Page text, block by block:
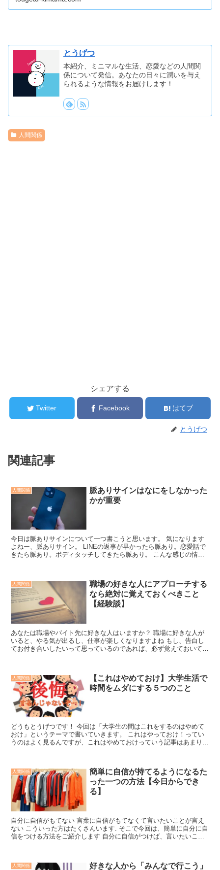
とうげつ
本紹介、ミニマルな生活、恋愛などの人間関
係について発信。あなたの日々に潤いを与え
られるような情報をお届けします！
人間関係
シェアする
Twitter Facebook はてブ
とうげつ
関連記事
人間関係
脈ありサインはなにをしなかった
かが重要
今日は脈ありサインについて一つ書こうと思います。 気になります
よねー、脈ありサイン。 LINEの返事が早かったら脈あり。恋愛話で
きたら脈あり。ボディタッチしてきたら脈あり。 こんな感じの情報
人間関係
職場の好きな人にアプローチする
なら絶対に覚えておくべきこと
【経験談】
あなたは職場やバイト先に好きな人はいますか？ 職場に好きな人が
いると、やる気が出るし、仕事が楽しくなりますよね もし、告白し
てお付き合いしたいって思っているのであれば、必ず覚えておいてほ
人間関係
【これはやめておけ】大学生活で
時間をムダにする５つのこと
どうもとうげつです！ 今回は「大学生の間はこれをするのはやめて
おけ」というテーマで書いていきます。 これはやっておけ！ってい
うのはよく見るんですが、これはやめておけっていう記事はあまり見
人間関係
簡単に自信が持てるようになるた
った一つの方法【今日からでき
る】
自分に自信がもてない 言葉に自信がもてなくて言いたいことが言え
ない こういった方はたくさんいます. そこで今回は、簡単に自分に自
信をつける方法をご紹介します 自分に自信がつけば、言いたいこと
人間関係
好きな人から「みんなで行こう」